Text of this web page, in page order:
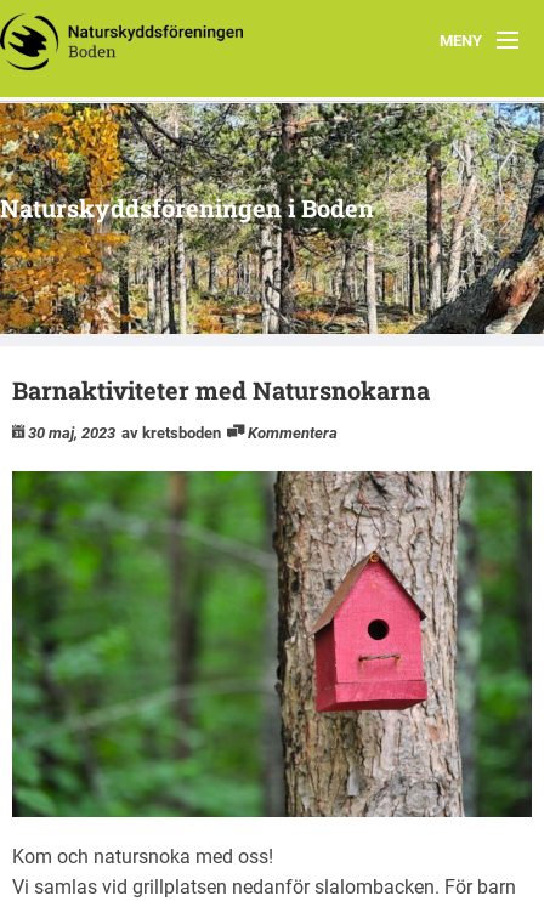
MENY
Hem
Om oss
Kontakta oss
Program
Årsmöte
Natursnokarna Boden
Naturskyddsföreningen i Boden
Barnaktiviteter med Natursnokarna
30 maj, 2023 av kretsboden Kommentera
Kom och natursnoka med oss!
Vi samlas vid grillplatsen nedanför slalombacken. För barn